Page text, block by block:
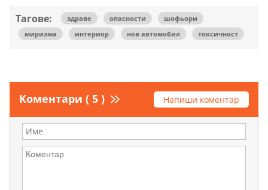
Тагове: здраве опасности
шофьори
миризма
интериор нов автомобил токсичност
Коментари ( 5 ) Напиши коментар